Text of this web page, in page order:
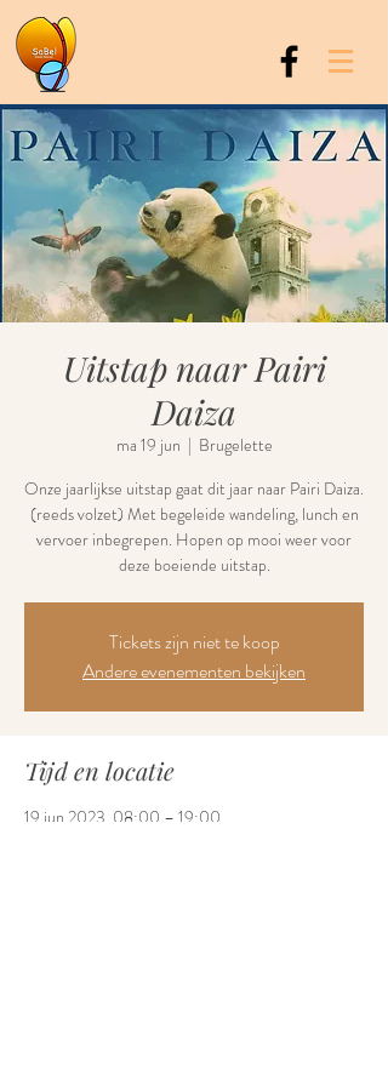
Uitstap naar Pairi
Daiza
ma 19 jun
  |
Brugelette
Onze jaarlijkse uitstap gaat dit jaar naar Pairi Daiza.
(reeds volzet) Met begeleide wandeling, lunch en
vervoer inbegrepen. Hopen op mooi weer voor
deze boeiende uitstap.
Tickets zijn niet te koop
Andere evenementen bekijken
Tijd en locatie
19 jun 2023, 08:00 – 19:00